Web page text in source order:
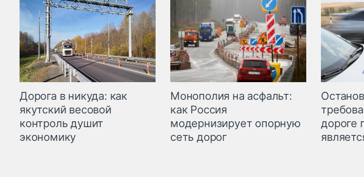
Дорога в никуда: как
якутский весовой
контроль душит
экономику
Монополия на асфальт:
как Россия
модернизирует опорную
сеть дорог
дороге